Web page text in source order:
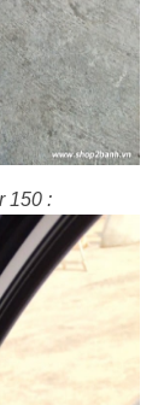
150 :